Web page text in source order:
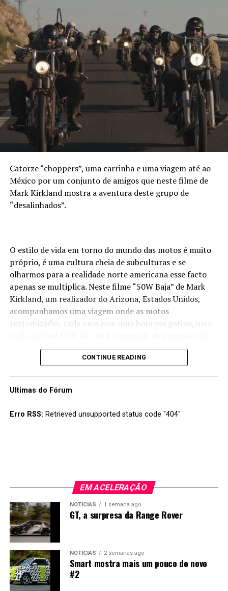
Catorze “choppers”, uma carrinha e uma viagem até ao
México por um conjunto de amigos que neste filme de
Mark Kirkland mostra a aventura deste grupo de
“desalinhados”.
O estilo de vida em torno do mundo das motos é muito
próprio, é uma cultura cheia de subculturas e se
olharmos para a realidade norte americana esse facto
apenas se multiplica. Neste filme “50W Baja” de Mark
Kirkland, um realizador do Arizona, Estados Unidos,
acompanhamos uma viagem onde as motos
customizadas, cada uma com uma honrosa patina, uma
surf e skates e um grupo de amigos vão rumo a sul, mais
precisamente até ao México:CONTINUE READING
Ultimas do Fórum
Erro RSS: Retrieved unsupported status code "404"
EM ACELERAÇÃO
NOTÍCIAS 1 semana ago
GT, a surpresa da Range Rover
NOTÍCIAS 2 semanas ago
Smart mostra mais um pouco do novo
#2